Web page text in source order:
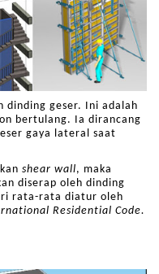
dinding geser. Ini adalah
bertulang. Ia dirancang
gaya lateral saat
shear wall, maka
diserap oleh dinding
rata-rata diatur oleh
Residential Code.